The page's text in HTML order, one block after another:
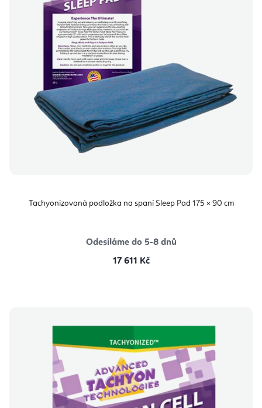
Tachyonizovaná podložka na spaní Sleep Pad 175 × 90 cm
Odesíláme do 5-8 dnů
17 611 Kč